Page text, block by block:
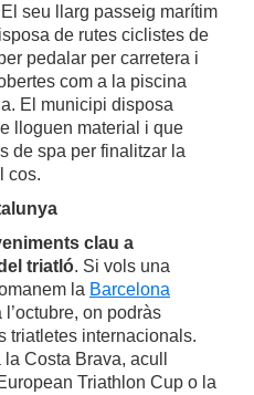
El seu llarg passeig marítim
de rutes ciclistes de
pedalar per carretera i
com a la piscina
El municipi disposa
lloguen material i que
de spa per finalitzar la
cos.
clau a
triatló. Si vols una
la Barcelona
on podràs
triatletes internacionals.
Costa Brava, acull
Triathlon Cup o la